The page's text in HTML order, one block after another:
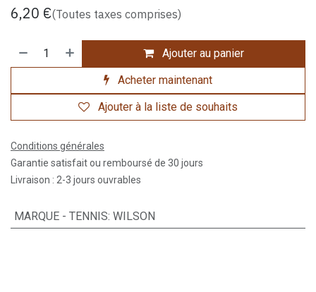
6,20 €(Toutes taxes comprises)
Ajouter au panier
Acheter maintenant
Ajouter à la liste de souhaits
Conditions générales
Garantie satisfait ou remboursé de 30 jours
Livraison : 2-3 jours ouvrables
MARQUE - TENNIS: WILSON